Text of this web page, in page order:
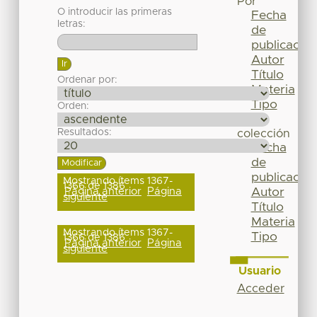
O introducir las primeras
letras:
Ordenar por:
Orden:
Resultados:
Mostrando ítems 1367-
1366 de 1386
Página anterior Página
siguiente
Mostrando ítems 1367-
1366 de 1386
Página anterior Página
siguiente
Fecha
de
publicación
Autor
Título
Materia
Tipo
colección
Fecha
de
publicación
Autor
Título
Materia
Tipo
Usuario
Acceder